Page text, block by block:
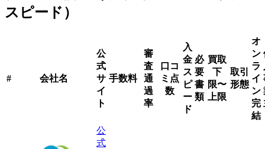
スピード）
# 会社名
公
式
サ
イ
ト
手数料
審
査
通
過
率
口コ
ミ点
数
入
金
ス
ピ
ー
ド
必
要
書
類
買取
下
限〜
上限
取引
形態
オ
ン
ラ
イ
ン
完
結
公
式